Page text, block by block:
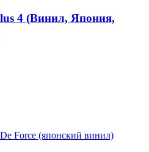
4 (Винил, Япония,